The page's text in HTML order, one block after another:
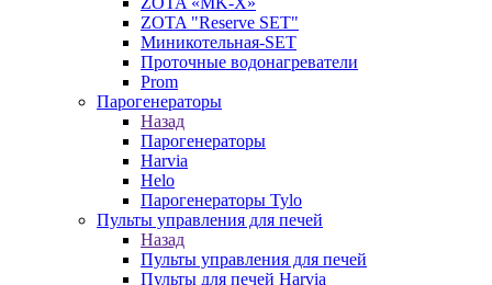
ZOTA "Reserve SET"
Миникотельная-SET
Проточные водонагреватели
Prom
Парогенераторы
Назад
Парогенераторы
Harvia
Helo
Парогенераторы Tylo
Пульты управления для печей
Назад
Пульты управления для печей
Пульты для печей Harvia